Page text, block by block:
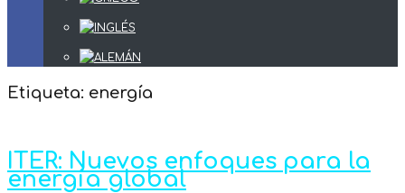
Etiqueta: energía
ITER: Nuevos enfoques para la
energía global